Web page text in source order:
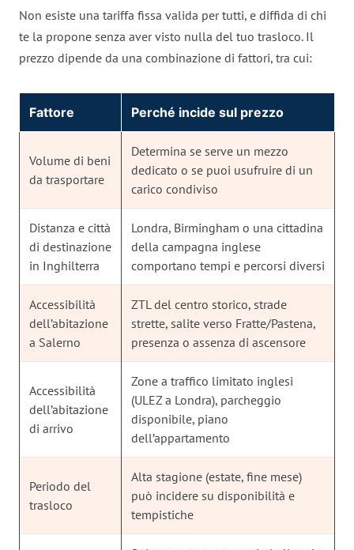
Non esiste una tariffa fissa valida per tutti, e diffida di chi
te la propone senza aver visto nulla del tuo trasloco. Il
prezzo dipende da una combinazione di fattori, tra cui:
Fattore Perché incide sul prezzo
Volume di beni
da trasportare
Determina se serve un mezzo
dedicato o se puoi usufruire di un
carico condiviso
Distanza e città
di destinazione
in Inghilterra
Londra, Birmingham o una cittadina
della campagna inglese
comportano tempi e percorsi diversi
Accessibilità
dell’abitazione
a Salerno
ZTL del centro storico, strade
strette, salite verso Fratte/Pastena,
presenza o assenza di ascensore
Accessibilità
dell’abitazione
di arrivo
Zone a traffico limitato inglesi
(ULEZ a Londra), parcheggio
disponibile, piano
dell’appartamento
Periodo del
trasloco
Alta stagione (estate, fine mese)
può incidere su disponibilità e
tempistiche